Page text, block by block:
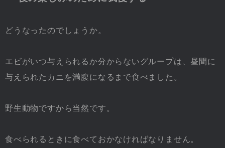
どうなったのでしょうか。
エビがいつ与えられるか分からないグループは、昼間に
与えられたカニを満腹になるまで食べました。
野生動物ですから当然です。
食べられるときに食べておかなければなりません。